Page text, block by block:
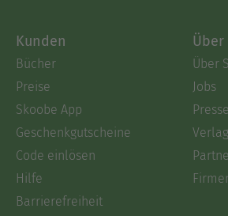
Kunden
Bücher
Preise
Skoobe App
Geschenkgutscheine
Code einlösen
Hilfe
Barrierefreiheit
Über
Über
Jobs
Presse